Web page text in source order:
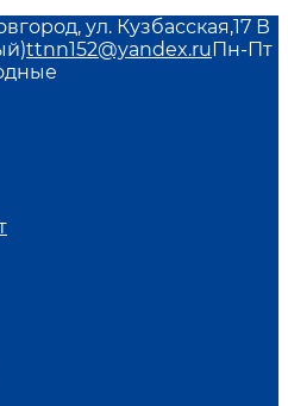
ул. Кузбасская,17 В
ttnn152@yandex.ruПн-Пт